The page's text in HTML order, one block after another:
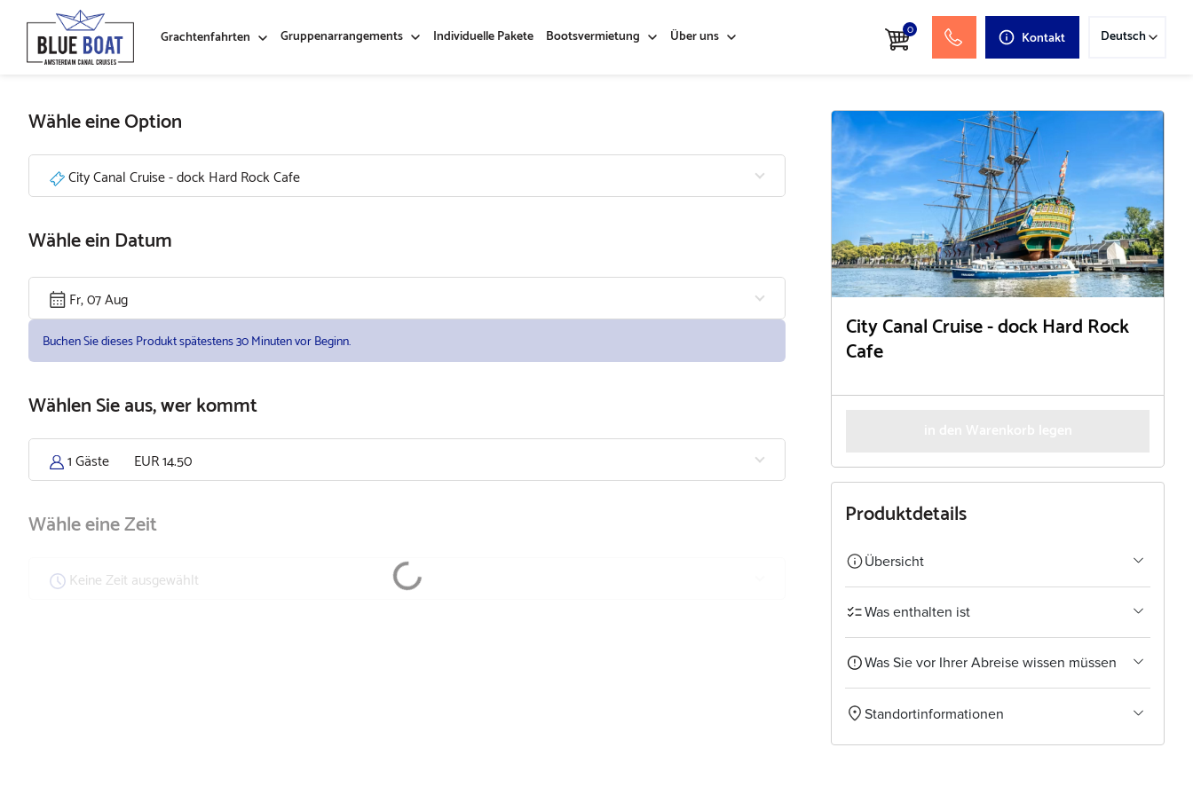
Grachtenfahrten Gruppenarrangements Individuelle Pakete Bootsvermietung Über uns 0 Kontakt Deutsch
Wähle eine Option
City Canal Cruise - dock Hard Rock Cafe
Wähle ein Datum
Fr, 07 Aug
Buchen Sie dieses Produkt spätestens 30 Minuten vor Beginn.
Wählen Sie aus, wer kommt
1 Gäste EUR 14.50
Wähle eine Zeit
Keine Zeit ausgewählt
City Canal Cruise - dock Hard Rock
Cafe
Produktdetails
Übersicht
Was enthalten ist
Was Sie vor Ihrer Abreise wissen müssen
Standortinformationen